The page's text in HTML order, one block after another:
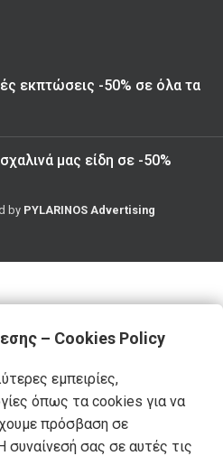
εκπτώσεις -50% σε όλα τα
μας είδη σε -50%
by PYLARINOS Advertising
– Cookies Policy
εμπειρίες,
όπως τα cookies για να
πρόσβαση σε
σας σε αυτές τις